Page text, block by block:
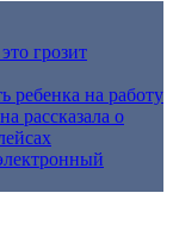
грозит
ребенка на работу
рассказала о